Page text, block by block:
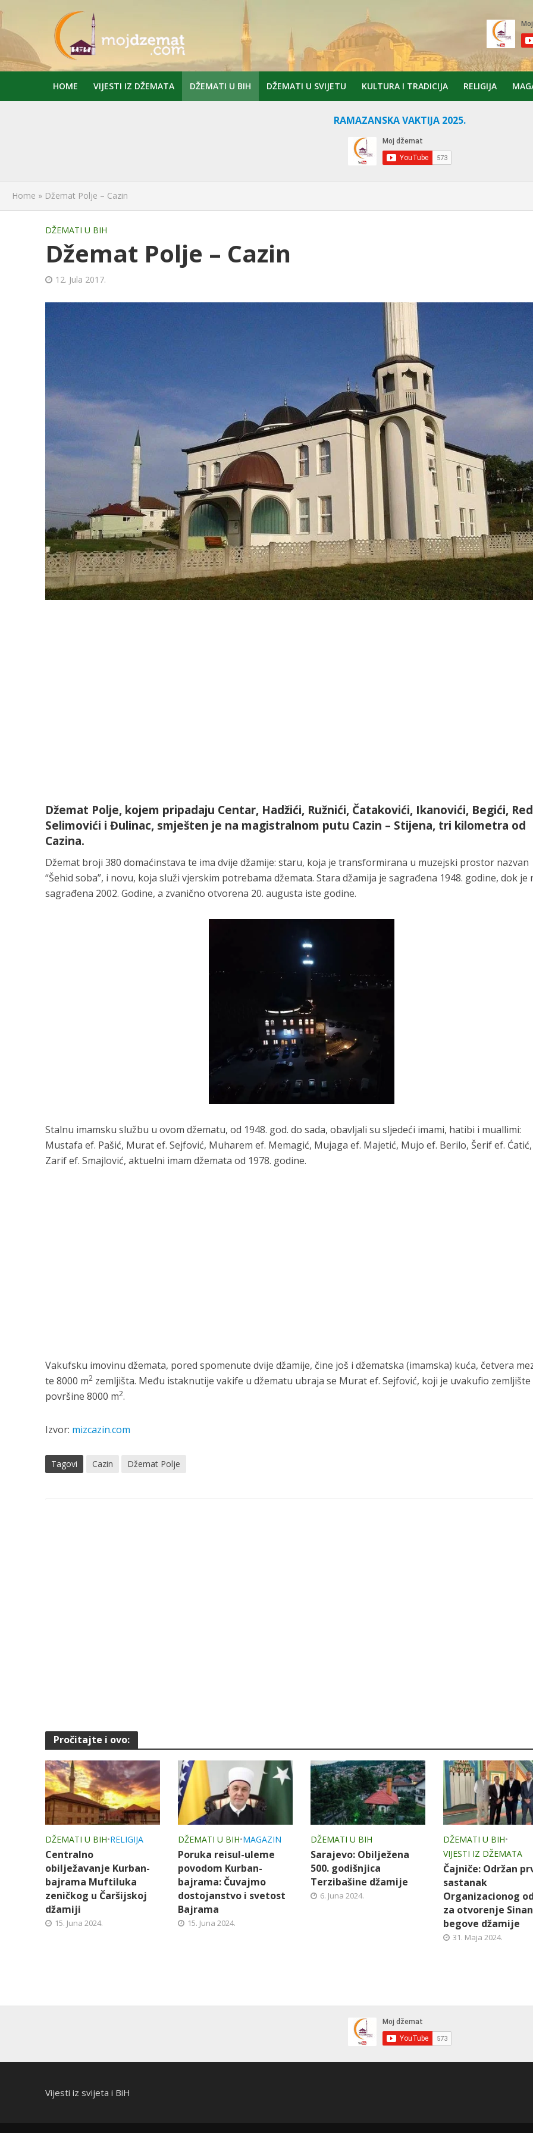
HOME VIJESTI IZ DŽEMATA DŽEMATI U BIH DŽEMATI U SVIJETU KULTURA I TRADICIJA RELIGIJA
RAMAZANSKA VAKTIJA 2025.
Home » Džemat Polje – Cazin
DŽEMATI U BIH
Džemat Polje – Cazin
12. Jula 2017.
Džemat Polje, kojem pripadaju Centar, Hadžići, Ružnići, Čatakovići, Ikanovići, Begići,
Selimovići i Đulinac, smješten je na magistralnom putu Cazin – Stijena, tri kilometra od
Cazina.
Džemat broji 380 domaćinstava te ima dvije džamije: staru, koja je transformirana u muzejski prostor nazvan
“Šehid soba”, i novu, koja služi vjerskim potrebama džemata. Stara džamija je sagrađena 1948. godine, dok je
sagrađena 2002. Godine, a zvanično otvorena 20. augusta iste godine.
Stalnu imamsku službu u ovom džematu, od 1948. god. do sada, obavljali su sljedeći imami, hatibi i muallimi:
Mustafa ef. Pašić, Murat ef. Sejfović, Muharem ef. Memagić, Mujaga ef. Majetić, Mujo ef. Berilo, Šerif ef.
Zarif ef. Smajlović, aktuelni imam džemata od 1978. godine.
Vakufsku imovinu džemata, pored spomenute dvije džamije, čine još i džematska (imamska) kuća, četvera
te 8000 m2zemljišta. Među istaknutije vakife u džematu ubraja se Murat ef. Sejfović, koji je uvakufio zemljište
površine 8000 m2.
Izvor: mizcazin.com
Tagovi Cazin Džemat Polje
Pročitajte i ovo:
DŽEMATI U BIH•RELIGIJA
Centralno
obilježavanje Kurban-
bajrama Muftiluka
zeničkog u Čaršijskoj
džamiji
15. Juna 2024.
DŽEMATI U BIH•MAGAZIN
Poruka reisul-uleme
povodom Kurban-
bajrama: Čuvajmo
dostojanstvo i svetost
Bajrama
15. Juna 2024.
DŽEMATI U BIH
Sarajevo: Obilježena
500. godišnjica
Terzibašine džamije
6. Juna 2024.
DŽEMATI U BIH•
VIJESTI IZ DŽEMATA
Čajniče: Održan
sastanak
Organizacionog
za otvorenje
begove džamije
31. Maja 2024.
Vijesti iz svijeta i BiH